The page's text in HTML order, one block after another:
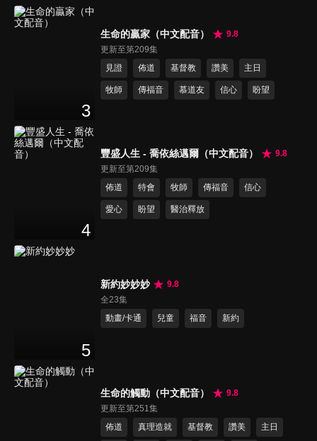
3
生命的贏家（中文配音）
9.8
更新至第209集
見證
佈道 基督教 讚美 主日
牧師 傳福音 慕道友 信心 盼望
4
豐盛人生 - 喬依絲邁爾（中文配音）
9.8
更新至第209集
佈道
特會 牧師 傳福音 信心
愛心 盼望 醫治釋放
5
新約妙妙妙
9.8
全23集
動畫/卡通
兒童 福音 新約
生命的觸動（中文配音）
9.8
更新至第251集
佈道
真理造就 基督教 讚美 主日